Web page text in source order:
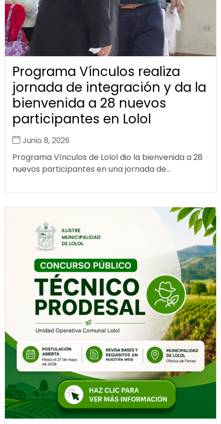
Programa Vínculos realiza
jornada de integración y da la
bienvenida a 28 nuevos
participantes en Lolol
Junio 8, 2026
Programa Vínculos de Lolol dio la bienvenida a 28
nuevos participantes en una jornada de...